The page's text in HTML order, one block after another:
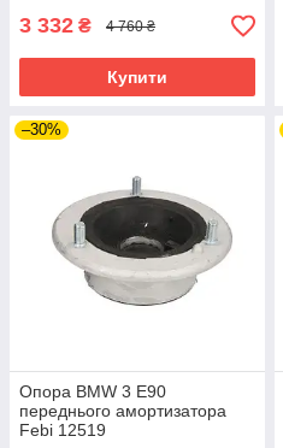
3 332 ₴ 4 760 ₴
Купити
–30%
Опора BMW 3 E90
переднього амортизатора
Febi 12519